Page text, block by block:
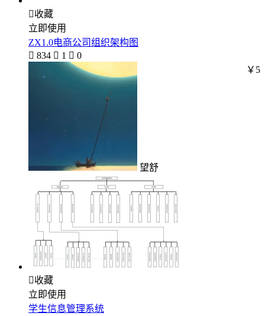
收藏
立即使用
ZX1.0电商公司组织架构图
 834  1  0
望舒
￥5
收藏
立即使用
学生信息管理系统